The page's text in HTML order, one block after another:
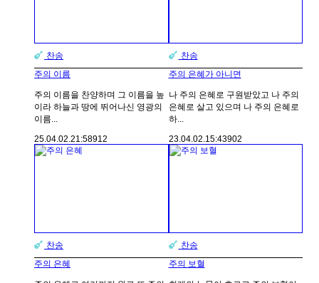
찬송
주의 이름
주의 이름을 찬양하며 그 이름을 높
이라 하늘과 땅에 뛰어나신 영광의
이름...
25.04.02. 21:58912
찬송
주의 은혜가 아니면
나 주의 은혜로 구원받았고 나 주의
은혜로 살고 있으며 나 주의 은혜로
하...
23.04.02. 15:43902
찬송
주의 은혜
찬송
주의 보혈